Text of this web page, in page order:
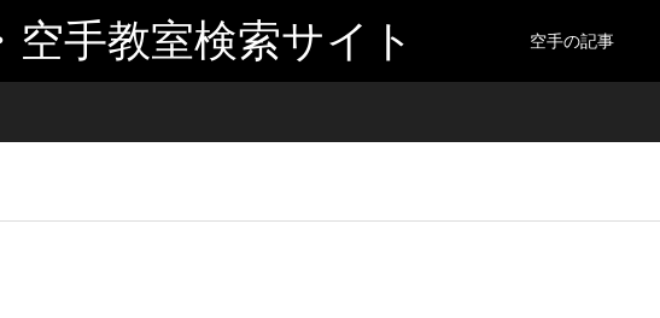
手教室検索サイト 空手の記事